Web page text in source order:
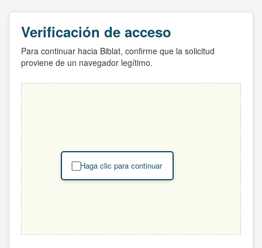
Verificación de acceso
Para continuar hacia Biblat, confirme que la solicitud
proviene de un navegador legítimo.
Haga clic para continuar